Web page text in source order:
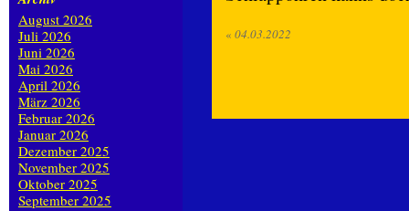
« 04.03.2022
August 2026
Juli 2026
Juni 2026
Mai 2026
April 2026
März 2026
Februar 2026
Januar 2026
Dezember 2025
November 2025
Oktober 2025
September 2025